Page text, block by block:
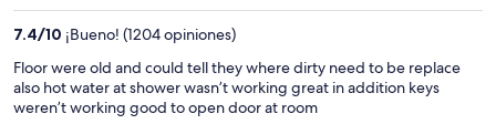
$931
por
7.4/10 ¡Bueno! (1204 opiniones)
Floor were old and could tell they where dirty need to be replace
also hot water at shower wasn’t working great in addition keys
weren’t working good to open door at room